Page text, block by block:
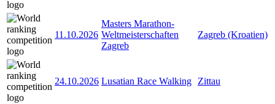
11.10.2026
Masters Marathon-
Weltmeisterschaften
Zagreb
Zagreb (Kroatien)
24.10.2026 Lusatian Race Walking Zittau